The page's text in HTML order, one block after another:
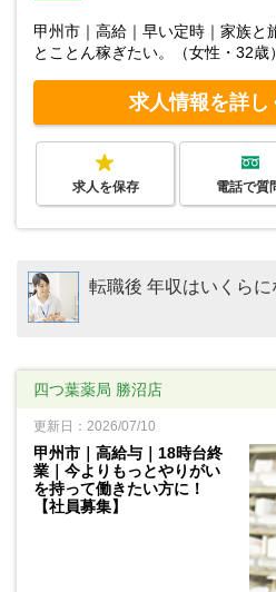
甲州市｜高給｜早い定時｜家族と
とことん稼ぎたい。（女性・32歳
求人情報を詳し
求人を保存 電話で質
転職後 年収はいくらに
四つ葉薬局 勝沼店
更新日：2026/07/10
甲州市｜高給与｜18時台終
業｜今よりもっとやりがい
を持って働きたい方に！
【社員募集】